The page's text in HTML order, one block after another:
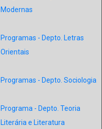
Modernas
Programas - Depto. Letras
Orientais
Programas - Depto. Sociologia
Programa - Depto. Teoria
Literária e Literatura